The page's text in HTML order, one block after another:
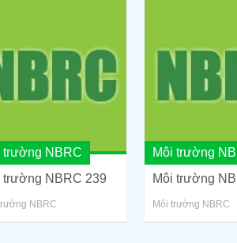
trường NBRC
trường NBRC 239
NBRC
Môi trường
Môi trường
Môi trường NBRC